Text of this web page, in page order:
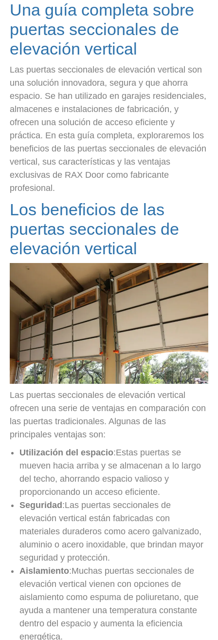
Una guía completa sobre
puertas seccionales de
elevación vertical
Las puertas seccionales de elevación vertical son
una solución innovadora, segura y que ahorra
espacio. Se han utilizado en garajes residenciales,
almacenes e instalaciones de fabricación, y
ofrecen una solución de acceso eficiente y
práctica. En esta guía completa, exploraremos los
beneficios de las puertas seccionales de elevación
vertical, sus características y las ventajas
exclusivas de RAX Door como fabricante
profesional.
Los beneficios de las
puertas seccionales de
elevación vertical
Las puertas seccionales de elevación vertical
ofrecen una serie de ventajas en comparación con
las puertas tradicionales. Algunas de las
principales ventajas son:
Utilización del espacio:Estas puertas se
mueven hacia arriba y se almacenan a lo largo
del techo, ahorrando espacio valioso y
proporcionando un acceso eficiente.
Seguridad:Las puertas seccionales de
elevación vertical están fabricadas con
materiales duraderos como acero galvanizado,
aluminio o acero inoxidable, que brindan mayor
seguridad y protección.
Aislamiento:Muchas puertas seccionales de
elevación vertical vienen con opciones de
aislamiento como espuma de poliuretano, que
ayuda a mantener una temperatura constante
dentro del espacio y aumenta la eficiencia
energética.